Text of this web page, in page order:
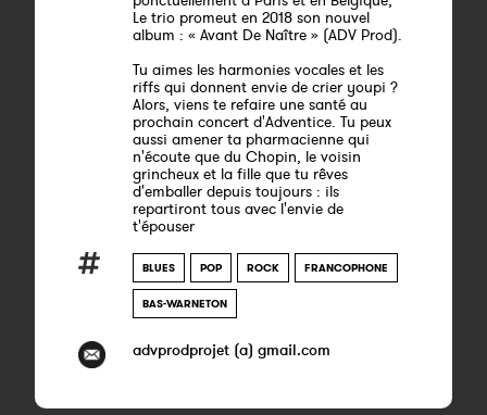
Le trio promeut en 2018 son nouvel
album : « Avant De Naître » (ADV Prod).
Tu aimes les harmonies vocales et les
riffs qui donnent envie de crier youpi ?
Alors, viens te refaire une santé au
prochain concert d'Adventice. Tu peux
aussi amener ta pharmacienne qui
n'écoute que du Chopin, le voisin
grincheux et la fille que tu rêves
d'emballer depuis toujours : ils
repartiront tous avec l'envie de
t'épouser
BLUES POP ROCK FRANCOPHONE
BAS-WARNETON
advprodprojet (a) gmail.com